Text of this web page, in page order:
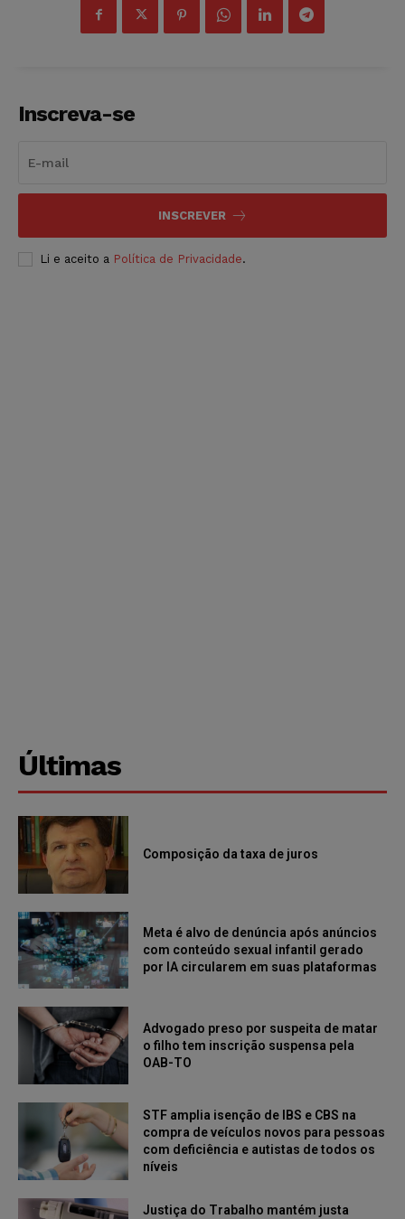
Inscreva-se
INSCREVER
Li e aceito a Política de Privacidade.
Últimas
Composição da taxa de juros
Meta é alvo de denúncia após anúncios
com conteúdo sexual infantil gerado
por IA circularem em suas plataformas
Advogado preso por suspeita de matar
o filho tem inscrição suspensa pela
OAB-TO
STF amplia isenção de IBS e CBS na
compra de veículos novos para pessoas
com deficiência e autistas de todos os
níveis
Justiça do Trabalho mantém justa